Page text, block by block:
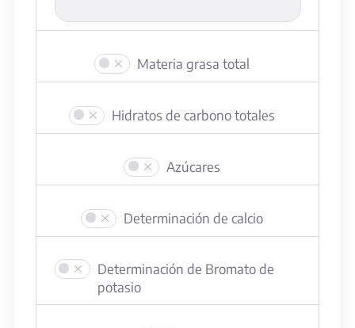
Materia grasa total
Hidratos de carbono totales
Azúcares
Determinación de calcio
Determinación de Bromato de
potasio